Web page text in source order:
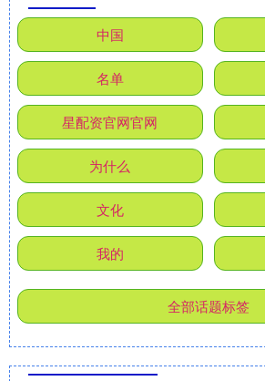
中国
名单
星配资官网官网
为什么
文化
我的
全部话题标签